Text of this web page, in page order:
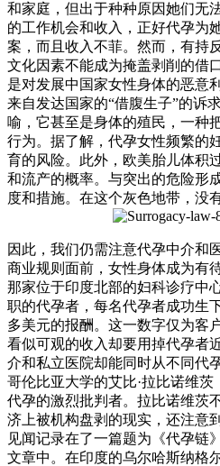
和家庭，但出于种种原因她们无
的工作机会和收入，正好代孕为
案，而且收入不菲。然而，有持
文化因素不能成为掩盖剥削的借
是对发展中国家女性身体的恶意
来自发达国家的“借腹生子”的诉
喻，它甚至是身体的殖民，一种
行为。据了解，代孕女性频繁的
育的风险。此外，欧美胎儿体积
和流产的概率。与突出的危险形
度和措施。在这个灰色地带，没
因此，我们仍需注意代孕中介和
商业规则面前，女性身体成为有
那家位于印度北部的妇科诊疗中
职的代孕者，每名代孕者成功生
多美元的报酬。这一数字仅为客
看似可观的收入却要用掉代孕者
介和私立医院却能同时从不同代
哥伦比亚大学的艾比·拉比诺维茨
代孕的激烈批判者。拉比诺维茨
济上被机构盘剥的现实，还注意
见闻记录在了一篇题为《代孕链
文章中。在印度的乌尔哈斯纳格